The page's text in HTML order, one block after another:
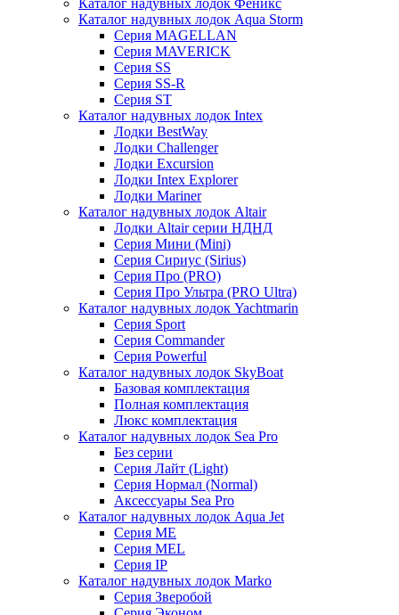
Каталог надувных лодок Феникc
Каталог надувных лодок Aqua Storm
Серия MAGELLAN
Серия MAVERICK
Серия SS
Серия SS-R
Серия ST
Каталог надувных лодок Intex
Лодки BestWay
Лодки Challenger
Лодки Excursion
Лодки Intex Explorer
Лодки Mariner
Каталог надувных лодок Altair
Лодки Altair серии НДНД
Серия Мини (Mini)
Серия Сириус (Sirius)
Серия Про (PRO)
Серия Про Ультра (PRO Ultra)
Каталог надувных лодок Yachtmarin
Серия Sport
Серия Commander
Серия Powerful
Каталог надувных лодок SkyBoat
Базовая комплектация
Полная комплектация
Люкс комплектация
Каталог надувных лодок Sea Pro
Без серии
Серия Лайт (Light)
Серия Нормал (Normal)
Аксессуары Sea Pro
Каталог надувных лодок Aqua Jet
Серия ME
Серия MEL
Серия IP
Каталог надувных лодок Marko
Серия Зверобой